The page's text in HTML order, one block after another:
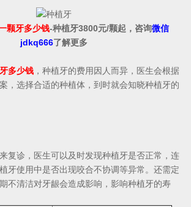
颗牙多少钱-种植牙3800元/颗起，咨询微信
jdkq666了解更多
多少钱，种植牙的费用因人而异，医生会根据
，选择合适的种植体，到时就会知晓种植牙的
诊，医生可以及时发现种植牙是否正常，连
牙使用中是否出现咬合不协调等异常。还需定
不清洁对牙龈会造成影响，影响种植牙的寿